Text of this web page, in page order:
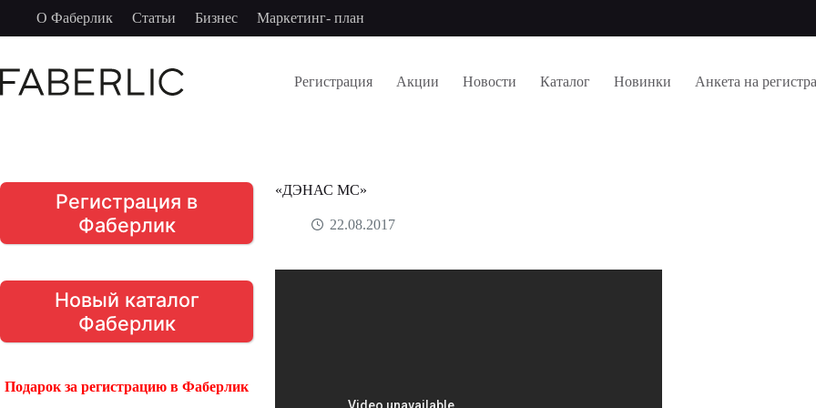
сути
О Фаберлик Статьи Бизнес Маркетинг- план
Регистрация Акции Новости Каталог Новинки Анкета на
«ДЭНАС МС»
22.08.2017
Регистрация в
Фаберлик
Новый каталог
Фаберлик
Подарок за регистрацию в Фаберлик